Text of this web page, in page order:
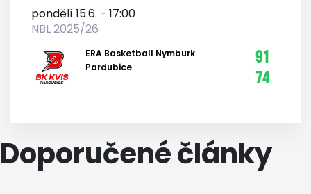
pondělí 15.6. - 17:00
NBL 2025/26
ERA Basketball Nymburk
Pardubice
91
74
Doporučené články